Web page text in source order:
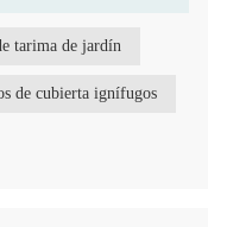
tarima de jardín
de cubierta ignífugos